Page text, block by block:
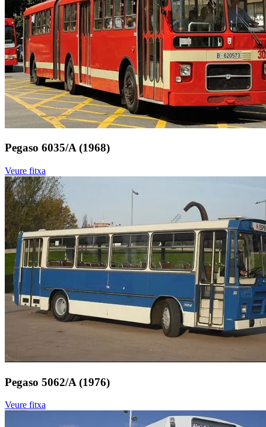
Pegaso 6035/A (1968)
Veure fitxa
Pegaso 5062/A (1976)
Veure fitxa